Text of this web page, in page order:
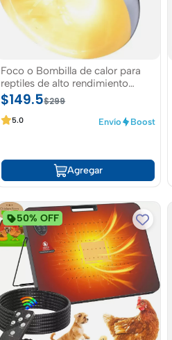
Foco o Bombilla de calor para
reptiles de alto rendimiento
simulador de luz natural
$149.5$299
5.0 Envío Boost
Agregar
50% OFF